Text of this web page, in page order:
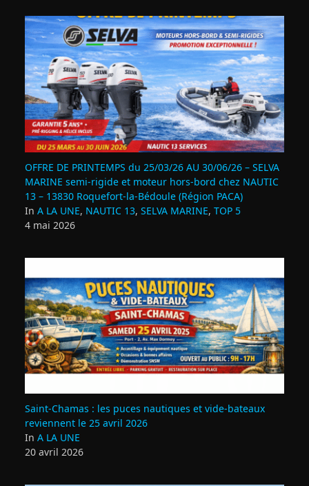
OFFRE DE PRINTEMPS du 25/03/26 AU 30/06/26 – SELVA
MARINE semi-rigide et moteur hors-bord chez NAUTIC
13 – 13830 Roquefort‑la‑Bédoule (Région PACA)
In A LA UNE, NAUTIC 13, SELVA MARINE, TOP 5
4 mai 2026
Saint‑Chamas : les puces nautiques et vide‑bateaux
reviennent le 25 avril 2026
In A LA UNE
20 avril 2026